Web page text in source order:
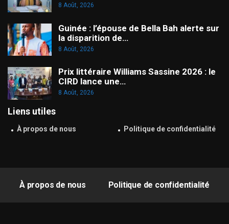
8 Août, 2026
Guinée : l’épouse de Bella Bah alerte sur
la disparition de…
8 Août, 2026
Prix littéraire Williams Sassine 2026 : le
CIRD lance une…
8 Août, 2026
Liens utiles
À propos de nous Politique de confidentialité
À propos de nous Politique de confidentialité